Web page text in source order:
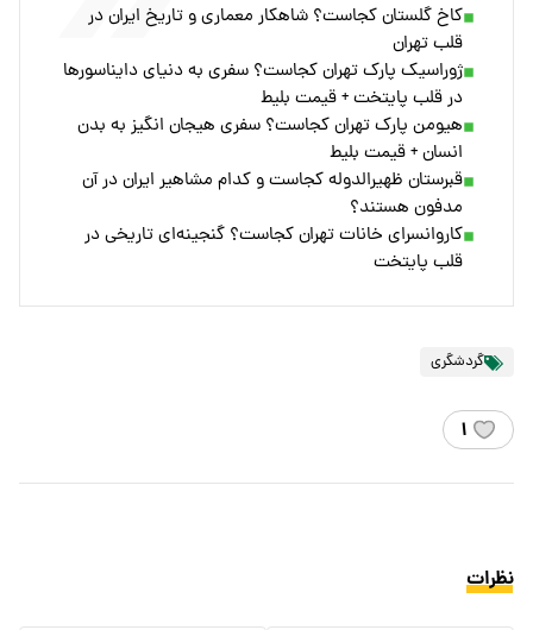
کاخ گلستان کجاست؟ شاهکار معماری و تاریخ ایران در
قلب تهران
ژوراسیک پارک تهران کجاست؟ سفری به دنیای دایناسورها
در قلب پایتخت + قیمت بلیط
هیومن پارک تهران کجاست؟ سفری هیجان انگیز به بدن
انسان + قیمت بلیط
قبرستان ظهیرالدوله کجاست و کدام مشاهیر ایران در آن
مدفون هستند؟
کاروانسرای خانات تهران کجاست؟ گنجینه‌ای تاریخی در
قلب پایتخت
گردشگری
۱
نظرات